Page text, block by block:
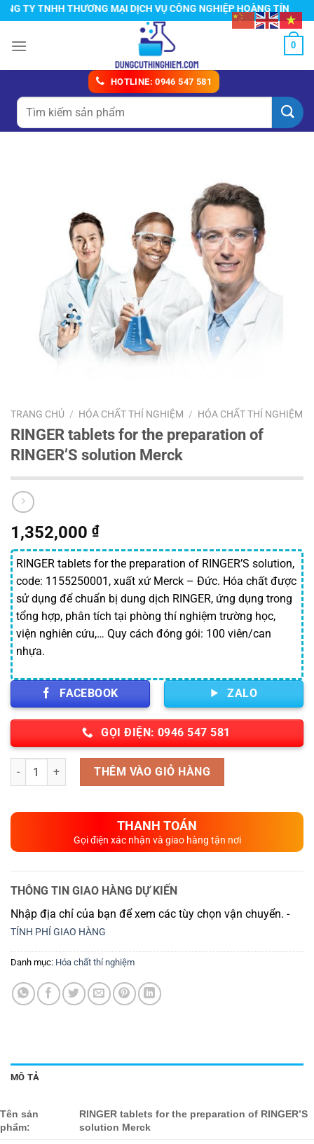
Chuyển
đến
nội
TY TNHH THƯƠNG MẠI DỊCH VỤ CÔNG NGHIỆP HOÀNG TÍN
0
HOTLINE: 0946 547 581
Tìm
kiếm:
TRANG CHỦ / HÓA CHẤT THÍ NGHIỆM / HÓA CHẤT THÍ NGHIỆM
RINGER tablets for the preparation of
RINGER’S solution Merck
1,352,000 ₫
RINGER tablets for the preparation of RINGER’S solution,
code: 1155250001, xuất xứ Merck – Đức. Hóa chất được
sử dụng để chuẩn bị dung dịch RINGER, ứng dụng trong
tổng hợp, phân tích tại phòng thí nghiệm trường học,
viện nghiên cứu,… Quy cách đóng gói: 100 viên/can
nhựa.
FACEBOOK ZALO
GỌI ĐIỆN: 0946 547 581
Số lượng THÊM VÀO GIỎ HÀNG
THANH TOÁN
Gọi điện xác nhận và giao hàng tận nơi
THÔNG TIN GIAO HÀNG DỰ KIẾN
Nhập địa chỉ của bạn để xem các tùy chọn vận chuyển. -
TÍNH PHÍ GIAO HÀNG
Danh mục: Hóa chất thí nghiệm
MÔ TẢ
Tên sản
phẩm:
RINGER tablets for the preparation of RINGER’S
solution Merck